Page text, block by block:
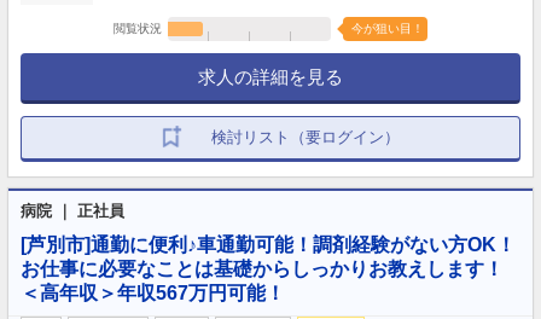
閲覧状況 今が狙い目！
求人の詳細を見る
検討リスト（要ログイン）
病院 ｜ 正社員
[芦別市]通勤に便利♪車通勤可能！調剤経験がない方OK！
お仕事に必要なことは基礎からしっかりお教えします！
＜高年収＞年収567万円可能！